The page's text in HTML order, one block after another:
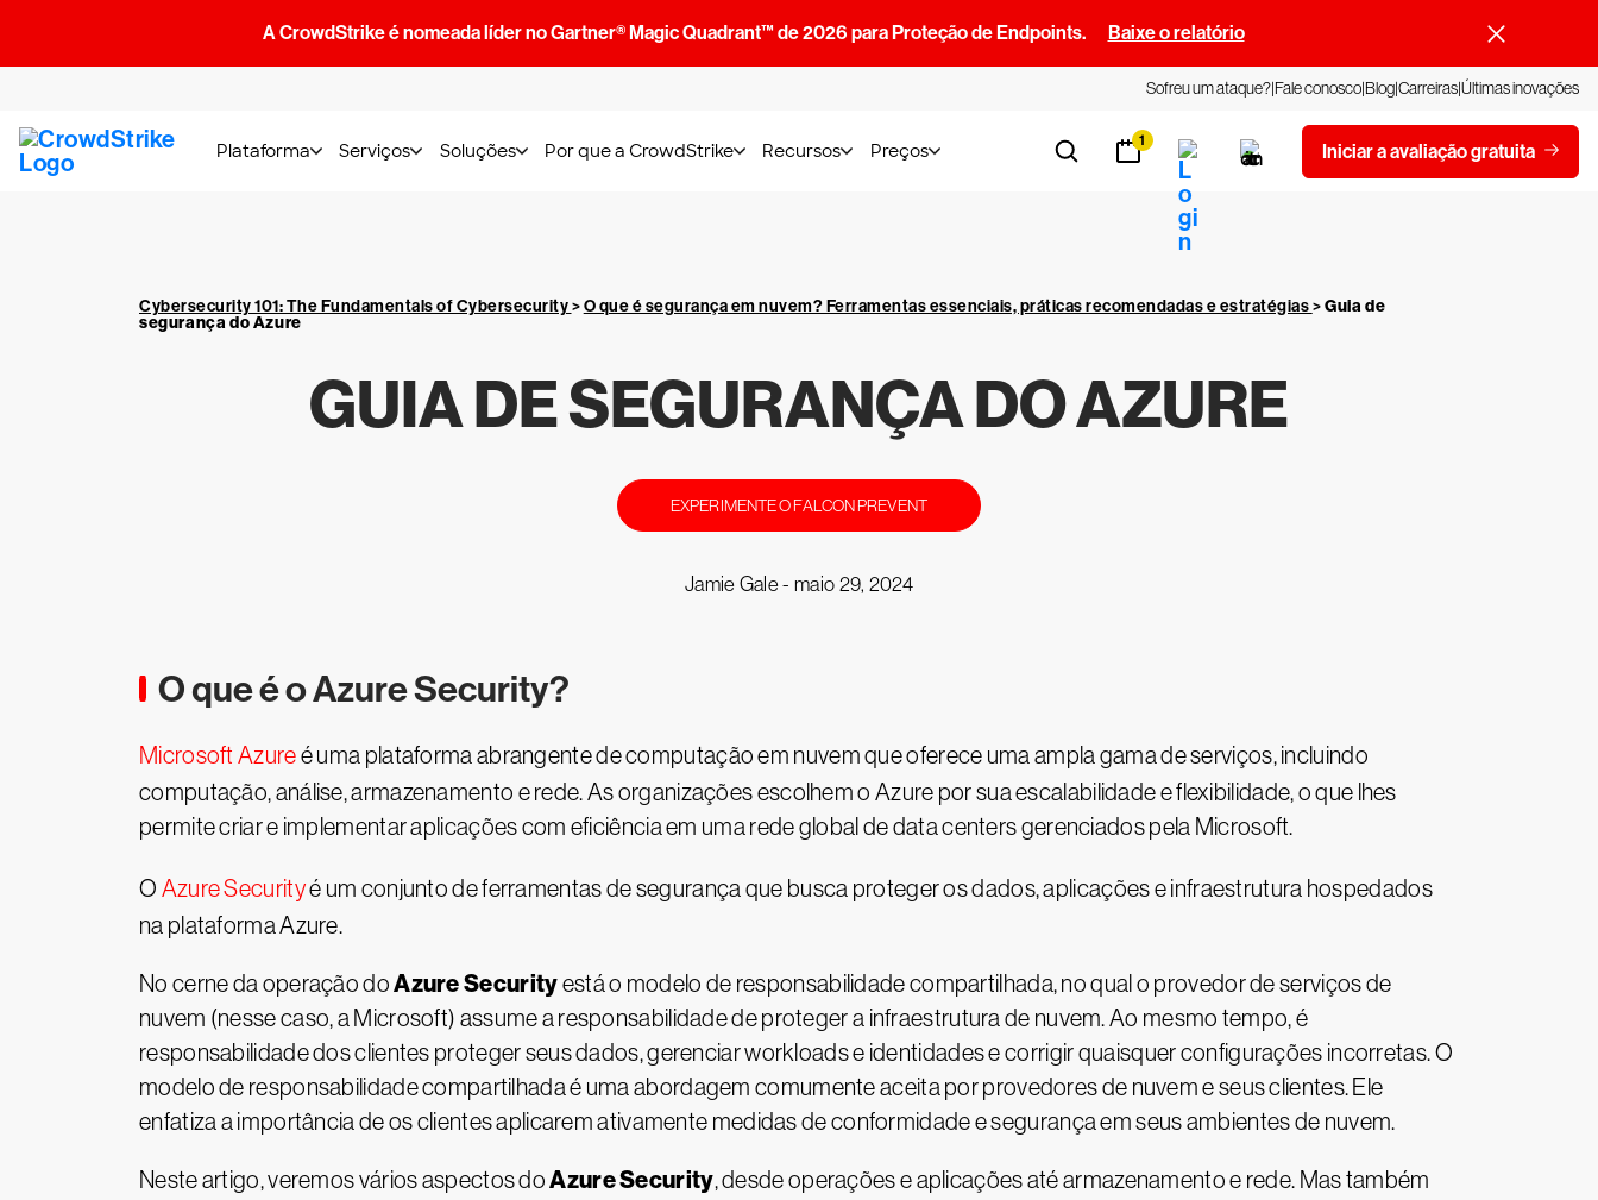
A CrowdStrike é nomeada líder no Gartner® Magic Quadrant™ de 2026 para Proteção de Endpoints. Baixe o relatório
Sofreu um ataque?Fale conoscoBlogCarreirasÚltimas inovações
Plataforma Serviços Soluções Por que a CrowdStrike Recursos Preços 1 Iniciar a avaliação gratuita
Cybersecurity 101: The Fundamentals of Cybersecurity>O que é segurança em nuvem? Ferramentas essenciais, práticas recomendadas e estratégias>Guia de
segurança do Azure
GUIA DE SEGURANÇA DO AZURE
EXPERIMENTE O FALCON PREVENT
Jamie Gale - maio 29, 2024
O que é o Azure Security?
Microsoft Azureé uma plataforma abrangente de computação em nuvem que oferece uma ampla gama de serviços, incluindo
computação, análise, armazenamento e rede. As organizações escolhem o Azure por sua escalabilidade e flexibilidade, o que lhes
permite criar e implementar aplicações com eficiência em uma rede global de data centers gerenciados pela Microsoft.
O Azure Securityé um conjunto de ferramentas de segurança que busca proteger os dados, aplicações e infraestrutura hospedados
na plataforma Azure.
No cerne da operação doAzure Securityestá o modelo de responsabilidade compartilhada, no qual o provedor de serviços de
nuvem (nesse caso, a Microsoft) assume a responsabilidade de proteger a infraestrutura de nuvem. Ao mesmo tempo, é
responsabilidade dos clientes proteger seus dados, gerenciar workloads e identidades e corrigir quaisquer configurações incorretas. O
modelo de responsabilidade compartilhada é uma abordagem comumente aceita por provedores de nuvem e seus clientes. Ele
enfatiza a importância de os clientes aplicarem ativamente medidas de conformidade e segurança em seus ambientes de nuvem.
Neste artigo, veremos vários aspectos doAzure Security, desde operações e aplicações até armazenamento e rede. Mas também